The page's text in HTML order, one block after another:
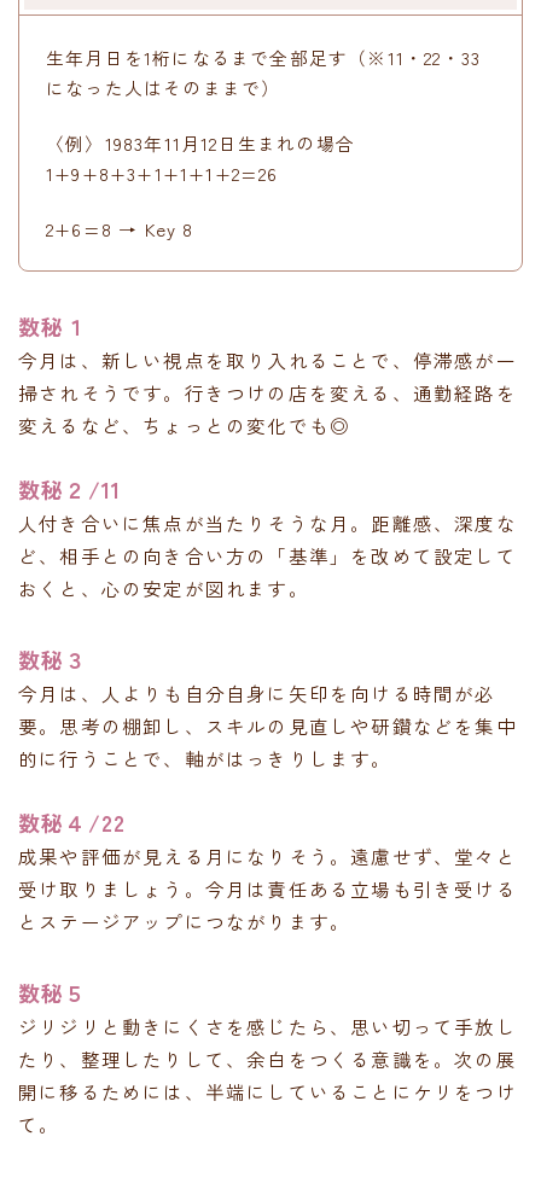
生年月日を1桁になるまで全部足す（※11・22・33
になった人はそのままで）
〈例〉1983年11月12日生まれの場合
1+9+8+3+1+1+1+2=26
2+6=8 → Key 8
数秘１
今月は、新しい視点を取り入れることで、停滞感が一
掃されそうです。行きつけの店を変える、通勤経路を
変えるなど、ちょっとの変化でも◎
数秘２/11
人付き合いに焦点が当たりそうな月。距離感、深度な
ど、相手との向き合い方の「基準」を改めて設定して
おくと、心の安定が図れます。
数秘３
今月は、人よりも自分自身に矢印を向ける時間が必
要。思考の棚卸し、スキルの見直しや研鑽などを集中
的に行うことで、軸がはっきりします。
数秘４/22
成果や評価が見える月になりそう。遠慮せず、堂々と
受け取りましょう。今月は責任ある立場も引き受ける
とステージアップにつながります。
数秘５
ジリジリと動きにくさを感じたら、思い切って手放し
たり、整理したりして、余白をつくる意識を。次の展
開に移るためには、半端にしていることにケリをつけ
て。